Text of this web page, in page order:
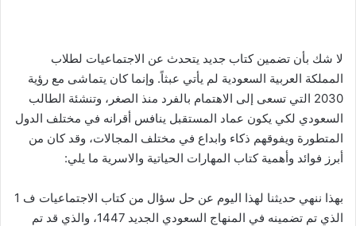
لا شك بأن تضمين كتاب جديد يتحدث عن الاجتماعيات لطلاب
المملكة العربية السعودية لم يأتي عبثاً. وإنما كان يتماشى مع رؤية
2030 التي تسعى إلى الاهتمام بالفرد منذ الصغر، وتنشئة الطالب
السعودي لكي يكون عماد المستقبل ينافس أقرانه في مختلف الدول
المتطورة ويفوقهم ذكاء وابداع في مختلف المجالات، وقد كان من
أبرز فوائد وأهمية كتاب المهارات الحياتية والاسرية ما يلي:
بهذا ننهي حديثنا لهذا اليوم عن حل سؤال من كتاب الاجتماعيات ف 1
الذي تم تضمينه في المنهاج السعودي الجديد 1447، والذي قد تم